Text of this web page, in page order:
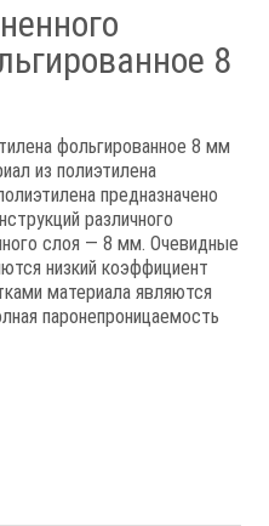
8
фольгированное 8 мм
из полиэтилена
предназначено
различного
слоя — 8 мм. Очевидные
низкий коэффициент
материала являются
паронепроницаемость